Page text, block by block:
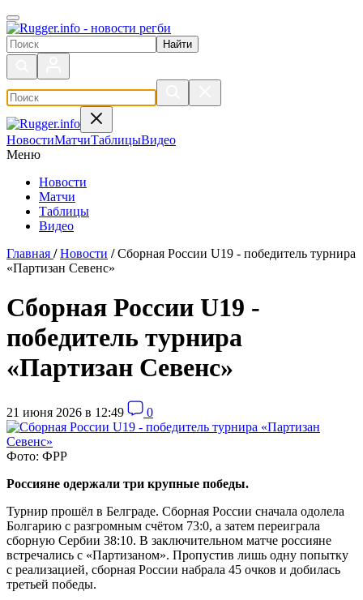
Поиск по сайту
НовостиМатчиТаблицыВидео
Меню
Новости
Матчи
Таблицы
Видео
Главная / Новости / Сборная России U19 - победитель турнира
«Партизан Севенс»
Сборная России U19 -
победитель турнира
«Партизан Севенс»
21 июня 2026 в 12:49 0
Фото: ФРР
Россияне одержали три крупные победы.
Турнир прошёл в Белграде. Сборная России сначала одолела
Болгарию с разгромным счётом 73:0, а затем переиграла
сборную Сербии 38:10. В заключительном матче россияне
встречались с «Партизаном». Пропустив лишь одну попытку
с реализацией, сборная России набрала 45 очков и добилась
третьей победы.